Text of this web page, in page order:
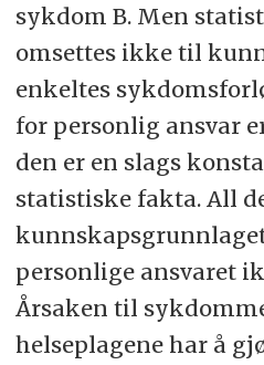
sykdom B. Men
omsettes ikke til
enkeltes
for personlig ansvar
den er en slags
statistiske fakta. All
personlige ansvaret
Årsaken til
helseplagene har å